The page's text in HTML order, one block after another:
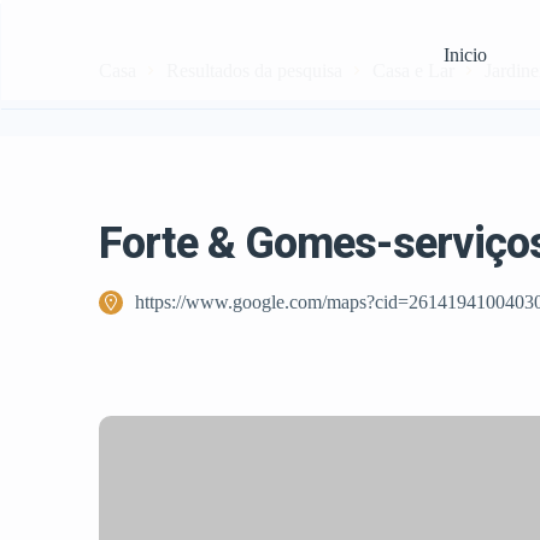
Inicio
Forte & Gomes-
https://www.google.com/